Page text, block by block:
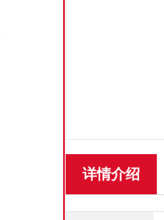
详情介绍